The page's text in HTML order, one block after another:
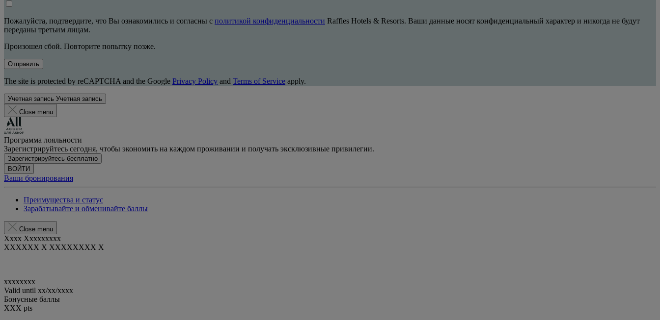
Пожалуйста, подтвердите, что Вы ознакомились и согласны с политикой конфиденциальности Raffles Hotels & Resorts. Ваши данные носят конфиденциальный характер и никогда не будут
переданы третьим лицам.
Произошел сбой. Повторите попытку позже.
Отправить
The site is protected by reCAPTCHA and the Google Privacy Policy and Terms of Service apply.
Учетная запись Учетная запись
Close menu
Программа лояльности
Зарегистрируйтесь сегодня, чтобы экономить на каждом проживании и получать эксклюзивные привилегии.
Зарегистрируйтесь бесплатно
ВОЙТИ
Ваши бронирования
Преимущества и статус
Зарабатывайте и обменивайте баллы
Close menu
Xxxx Xxxxxxxxx
XXXXXX X XXXXXXXX X
xxxxxxxx
Valid until xx/xx/xxxx
Бонусные баллы
XXX pts